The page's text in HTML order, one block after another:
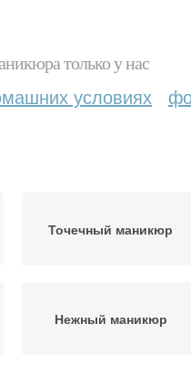
только у нас
условиях
Точечный маникюр
Нежный маникюр